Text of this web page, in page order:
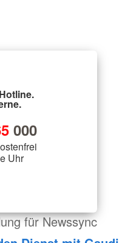
000
Uhr
für Newssync